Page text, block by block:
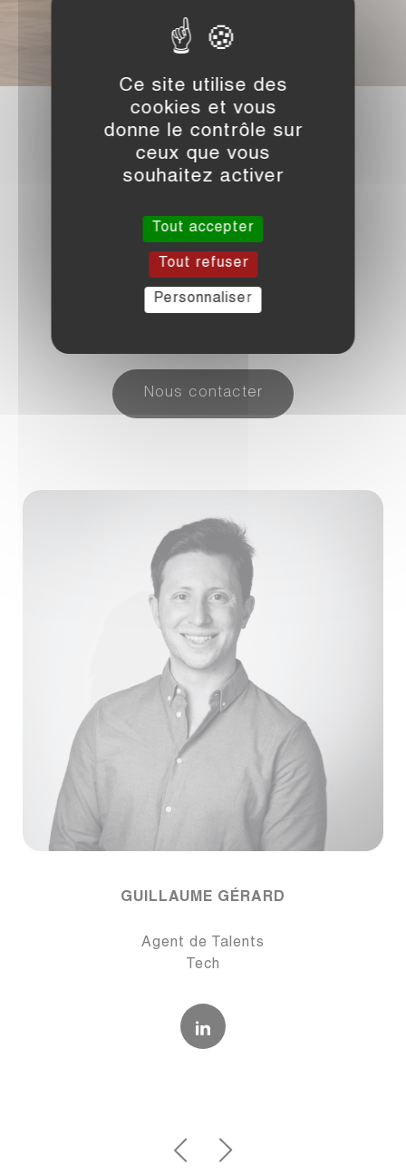
Ce site utilise des
cookies et vous
donne le contrôle sur
ceux que vous
souhaitez activer
Tout accepter
Tout refuser
Personnaliser
CAREER AFTER ALL
s’investissent dans la sélection
des meilleures missions
Nous contacter
GUILLAUME GÉRARD
Agent de Talents
Tech